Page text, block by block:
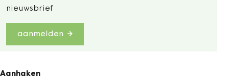
nieuwsbrief
aanmelden
Aanhaken